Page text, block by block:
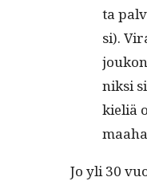
ta
si).
niksi
kieliä
Jo yli 30